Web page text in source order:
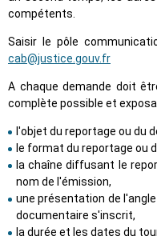
compétents.
Saisir le pôle
cab@justice.gouv.fr
A chaque demande doit
complète possible et
l'objet du reportage ou du
le format du reportage ou
la chaîne diffusant le
nom de l'émission,
une présentation de
documentaire s'inscrit,
la durée et les dates du